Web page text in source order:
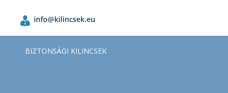
info@kilincsek.eu
BIZTONSÁGI KILINCSEK